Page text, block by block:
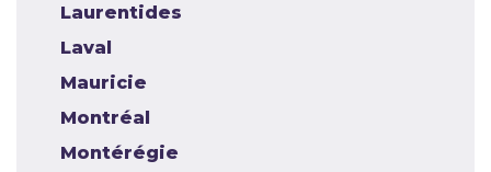
Laurentides
Laval
Mauricie
Montréal
Montérégie